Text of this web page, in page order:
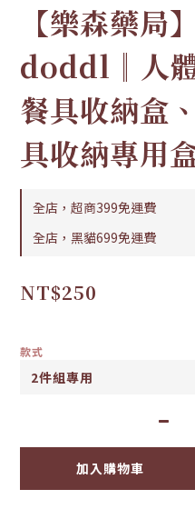
【樂森藥局
doddl║人體
餐具收納盒
具收納專用
全店，超商399免運費
全店，黑貓699免運費
NT$250
款式
加入購物車